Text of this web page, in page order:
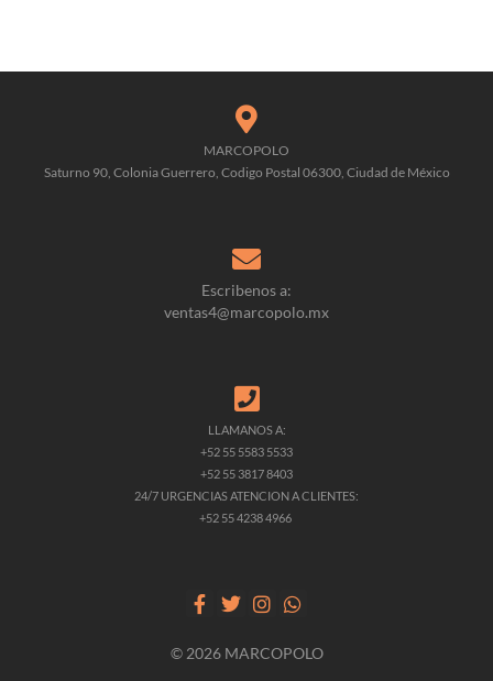
MARCOPOLO
Saturno 90, Colonia Guerrero, Codigo Postal 06300, Ciudad de México
Escribenos a:
ventas4@marcopolo.mx
LLAMANOS A:
+52 55 5583 5533
+52 55 3817 8403
24/7 URGENCIAS ATENCION A CLIENTES:
+52 55 4238 4966
© 2026 MARCOPOLO